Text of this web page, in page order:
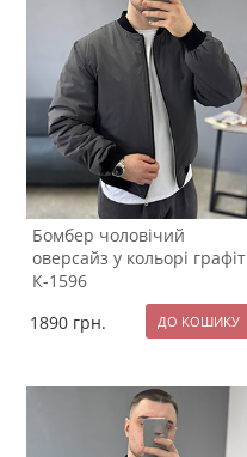
Бомбер чоловічий
оверсайз у кольорі графіт
К-1596
1890 грн.